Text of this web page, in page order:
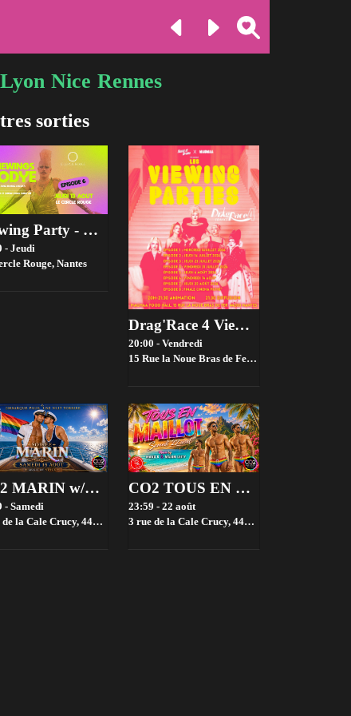
Lyon Nice Rennes
sorties
Viewing Party - Drag race france Saison 4 - Episode 6
- Jeudi
Rouge, Nantes
Drag'Race 4 Viewing parties par House of drama 👑✨
20:00 - Vendredi
15 Rue la Noue Bras de Fer, 44200 Nantes, France,
CO2 MARIN w/Vince
- Samedi
Cale Crucy, 44100 Nantes, France,
Nantes
CO2 TOUS EN MAILLOT + MOUSSE w/Manu K & Maxim Leity
23:59 - 22 août
3 rue de la Cale Crucy, 44100 Nantes, France,